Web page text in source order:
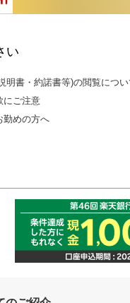
い
明書・約諾書等)の閲覧につ
にご注意
勤めの方へ